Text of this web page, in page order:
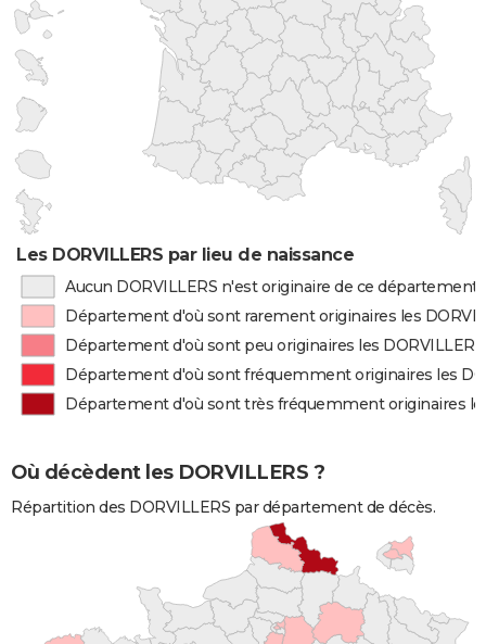
Les DORVILLERS par lieu de naissance
Aucun DORVILLERS n'est originaire de ce département
Département d'où sont rarement originaires les
Département d'où sont peu originaires les DORVILLERS
Département d'où sont fréquemment originaires les
Département d'où sont très fréquemment originaires
Où décèdent les DORVILLERS ?
Répartition des DORVILLERS par département de décès.